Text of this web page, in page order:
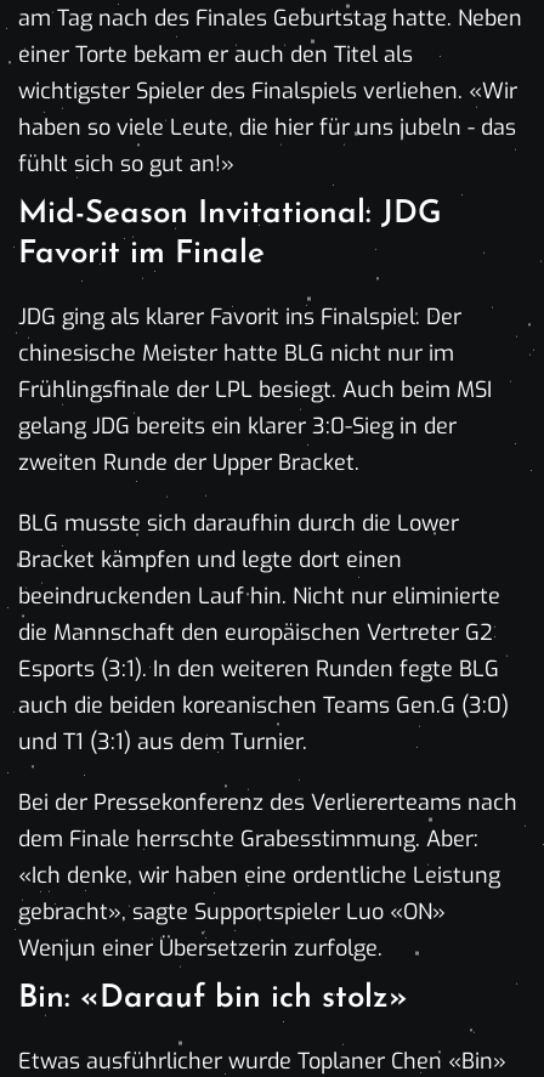
am Tag nach des Finales Geburtstag hatte. Neben
einer Torte bekam er auch den Titel als
wichtigster Spieler des Finalspiels verliehen. «Wir
haben so viele Leute, die hier für uns jubeln - das
fühlt sich so gut an!»
Mid-Season Invitational: JDG
Favorit im Finale
JDG ging als klarer Favorit ins Finalspiel. Der
chinesische Meister hatte BLG nicht nur im
Frühlingsfinale der LPL besiegt. Auch beim MSI
gelang JDG bereits ein klarer 3:0-Sieg in der
zweiten Runde der Upper Bracket.
BLG musste sich daraufhin durch die Lower
Bracket kämpfen und legte dort einen
beeindruckenden Lauf hin. Nicht nur eliminierte
die Mannschaft den europäischen Vertreter G2
Esports (3:1). In den weiteren Runden fegte BLG
auch die beiden koreanischen Teams Gen.G (3:0)
und T1 (3:1) aus dem Turnier.
Bei der Pressekonferenz des Verliererteams nach
dem Finale herrschte Grabesstimmung. Aber:
«Ich denke, wir haben eine ordentliche Leistung
gebracht», sagte Supportspieler Luo «ON»
Wenjun einer Übersetzerin zurfolge.
Bin: «Darauf bin ich stolz»
Etwas ausführlicher wurde Toplaner Chen «Bin»